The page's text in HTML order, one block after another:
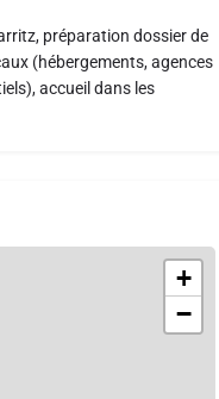
préparation dossier de
(hébergements, agences
accueil dans les
+
−